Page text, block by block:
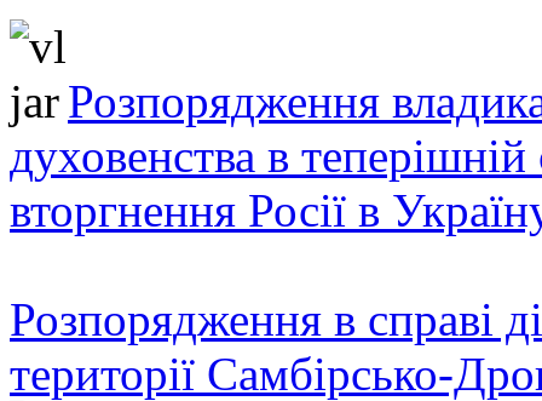
Розпорядження
духовенства в теперішній
вторгнення Росії в
Розпорядження в справі
території Самбірсько-